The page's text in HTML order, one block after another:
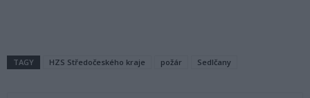
TAGY HZS Středočeského kraje požár Sedlčany